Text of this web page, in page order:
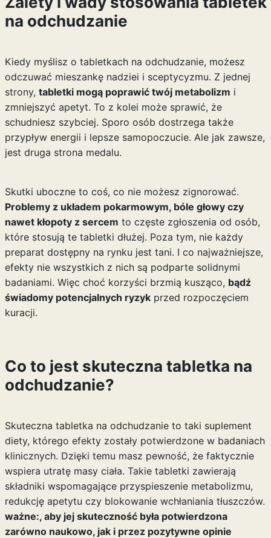
na odchudzanie
Kiedy myślisz o tabletkach na odchudzanie, możesz
odczuwać mieszankę nadziei i sceptycyzmu. Z jednej
strony, tabletki mogą poprawić twój metabolizm i
zmniejszyć apetyt. To z kolei może sprawić, że
schudniesz szybciej. Sporo osób dostrzega także
przypływ energii i lepsze samopoczucie. Ale jak zawsze,
jest druga strona medalu.
Skutki uboczne to coś, co nie możesz zignorować.
Problemy z układem pokarmowym, bóle głowy czy
nawet kłopoty z sercem to częste zgłoszenia od osób,
które stosują te tabletki dłużej. Poza tym, nie każdy
preparat dostępny na rynku jest tani. I co najważniejsze,
efekty nie wszystkich z nich są podparte solidnymi
badaniami. Więc choć korzyści brzmią kusząco, bądź
świadomy potencjalnych ryzykprzed rozpoczęciem
kuracji.
Co to jest skuteczna tabletka na
odchudzanie?
Skuteczna tabletka na odchudzanie to taki suplement
diety, którego efekty zostały potwierdzone w badaniach
klinicznych. Dzięki temu masz pewność, że faktycznie
wspiera utratę masy ciała. Takie tabletki zawierają
składniki wspomagające przyspieszenie metabolizmu,
redukcję apetytu czy blokowanie wchłaniania tłuszczów.
ważne:, aby jej skuteczność była potwierdzona
zarówno naukowo, jak i przez pozytywne opinie